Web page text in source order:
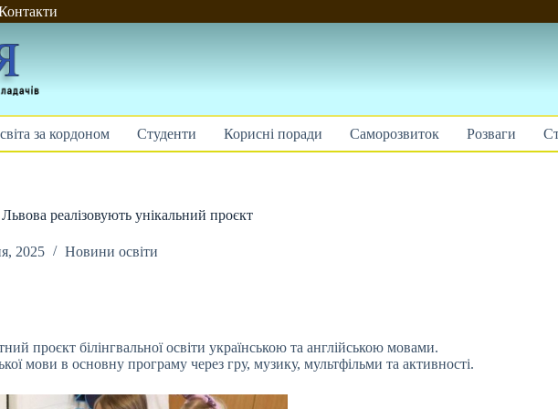
за кордоном Студенти Корисні поради Саморозвиток Розваги
реалізовують унікальний проєкт
2025 Новини освіти
проєкт білінгвальної освіти українською та англійською мовами.
мови в основну програму через гру, музику, мультфільми та активності.